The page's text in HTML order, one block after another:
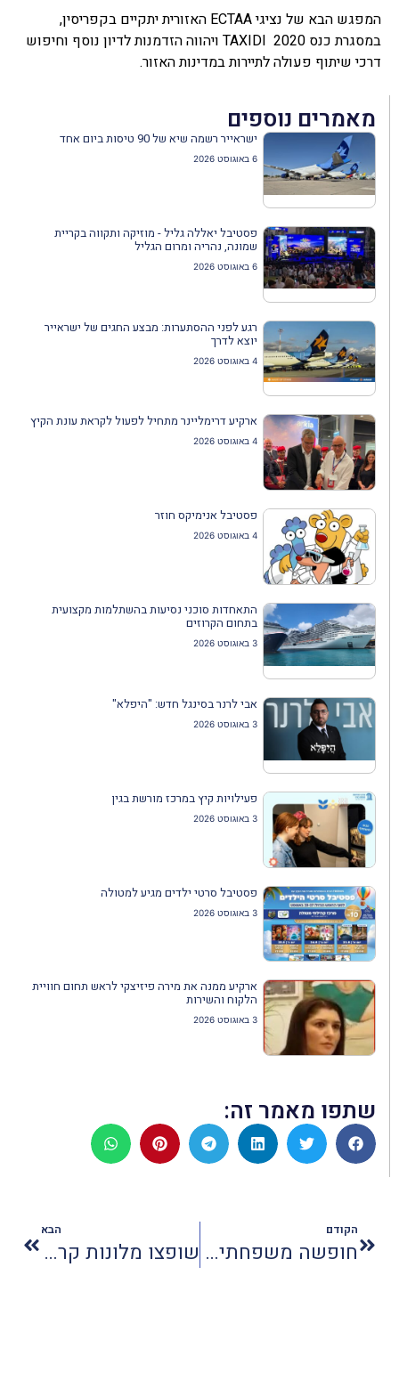
המפגש הבא של נציגי ECTAA האזורית יתקיים בקפריסין,
במסגרת כנס TAXIDI 2020 ויהווה הזדמנות לדיון נוסף וחיפוש
דרכי שיתוף פעולה לתיירות במדינות האזור.
מאמרים נוספים
ישראייר רשמה שיא של 90 טיסות ביום אחד
6 באוגוסט 2026
פסטיבל יאללה גליל - מוזיקה ותקווה בקריית
שמונה, נהריה ומרום הגליל
6 באוגוסט 2026
רגע לפני ההסתערות: מבצע החגים של ישראייר
יוצא לדרך
4 באוגוסט 2026
ארקיע דרימליינר מתחיל לפעול לקראת עונת הקיץ
4 באוגוסט 2026
פסטיבל אנימיקס חוזר
4 באוגוסט 2026
התאחדות סוכני נסיעות בהשתלמות מקצועית
בתחום הקרוזים
3 באוגוסט 2026
אבי לרנר בסינגל חדש: "היפלא"
3 באוגוסט 2026
פעילויות קיץ במרכז מורשת בגין
3 באוגוסט 2026
פסטיבל סרטי ילדים מגיע למטולה
3 באוגוסט 2026
ארקיע ממנה את מירה פיזיצקי לראש תחום חוויית
הלקוח והשירות
3 באוגוסט 2026
שתפו מאמר זה:
הקודם
חופשה משפחתית ללא גלוטן
הבא
שופצו מלונות קראון פלזה בירושלים ובאילת